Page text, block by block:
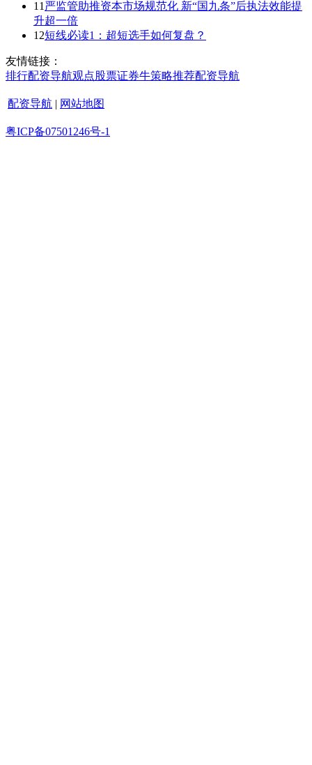
11 严监管助推资本市场规范化 新“国九条”后执法效能提
升超一倍
12短线必读1：超短选手如何复盘？
友情链接：
排行配资导航观点股票证券牛策略推荐配资导航
配资导航 | 网站地图
粤ICP备07501246号-1